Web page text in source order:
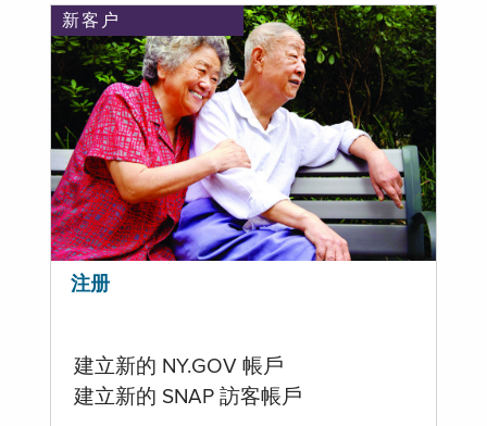
新客户
注册
建立新的 NY.GOV 帳戶
建立新的 SNAP 訪客帳戶